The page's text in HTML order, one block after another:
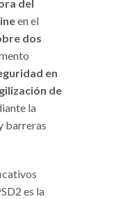
del
en el
dos
en
de
la
barreras
es la